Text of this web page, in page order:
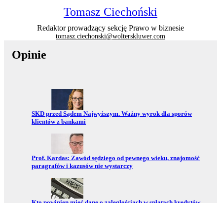
Tomasz Ciechoński
Redaktor prowadzący sekcję Prawo w biznesie
tomasz.ciechonski@wolterskluwer.com
Opinie
Przejdź do:
SKD przed Sądem Najwyższym. Ważny wyrok dla sporów
klientów z bankami
Przejdź do:
Prof. Kardas: Zawód sędziego od pewnego wieku, znajomość
paragrafów i kazusów nie wystarczy